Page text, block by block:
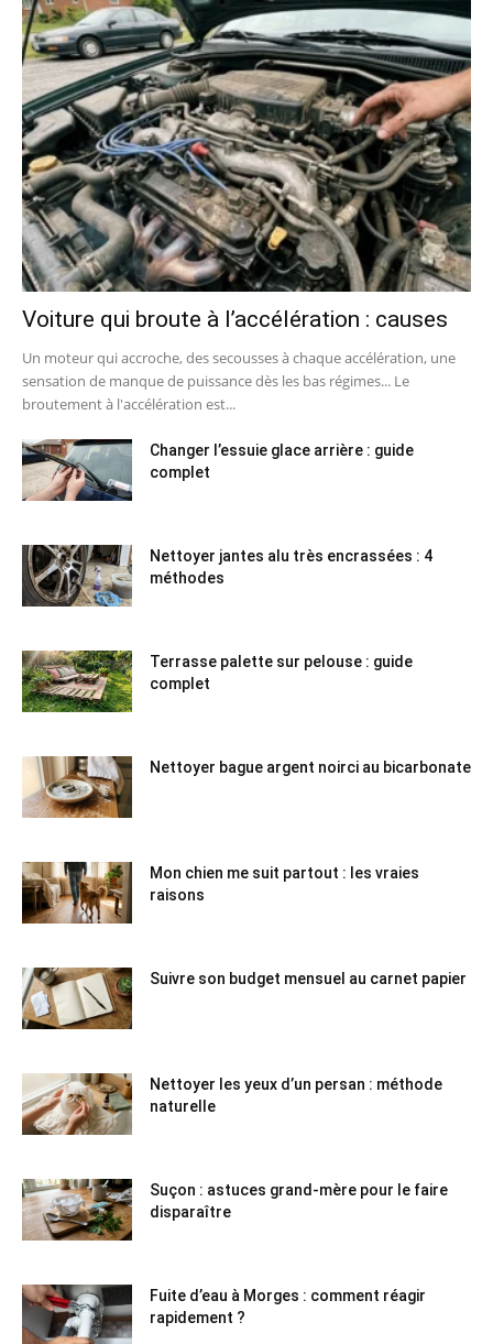
Voiture qui broute à l’accélération : causes
Un moteur qui accroche, des secousses à chaque accélération, une
sensation de manque de puissance dès les bas régimes... Le
broutement à l'accélération est...
Changer l’essuie glace arrière : guide
complet
Nettoyer jantes alu très encrassées : 4
méthodes
Terrasse palette sur pelouse : guide
complet
Nettoyer bague argent noirci au bicarbonate
Mon chien me suit partout : les vraies
raisons
Suivre son budget mensuel au carnet papier
Nettoyer les yeux d’un persan : méthode
naturelle
Suçon : astuces grand-mère pour le faire
disparaître
Fuite d’eau à Morges : comment réagir
rapidement ?